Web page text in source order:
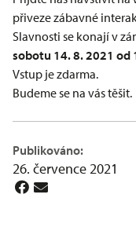
přiveze zábavné
Slavnosti se konají v
sobotu 14. 8. 2021 od
Vstup je zdarma.
Budeme se na vás těšit.
Publikováno:
26. července 2021